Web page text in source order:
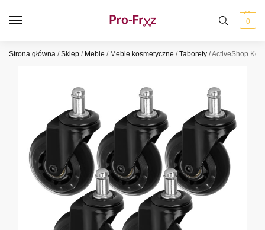
0
Strona główna /Sklep / Meble / Meble kosmetyczne /Taborety /ActiveShop